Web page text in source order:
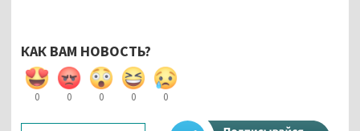
КАК ВАМ НОВОСТЬ?
0 0 0 0 0